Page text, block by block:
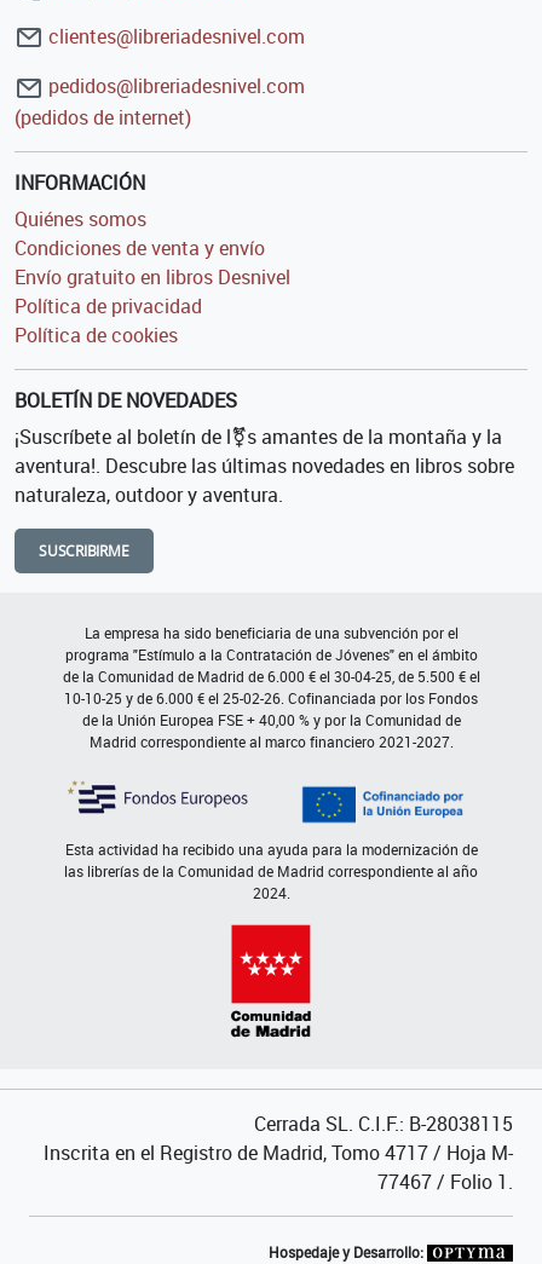
clientes@libreriadesnivel.com
pedidos@libreriadesnivel.com
(pedidos de internet)
INFORMACIÓN
Quiénes somos
Condiciones de venta y envío
Envío gratuito en libros Desnivel
Política de privacidad
Política de cookies
BOLETÍN DE NOVEDADES
¡Suscríbete al boletín de l⚧s amantes de la montaña y la
aventura!. Descubre las últimas novedades en libros sobre
naturaleza, outdoor y aventura.
SUSCRIBIRME
La empresa ha sido beneficiaria de una subvención por el
programa "Estímulo a la Contratación de Jóvenes" en el ámbito
de la Comunidad de Madrid de 6.000 € el 30-04-25, de 5.500 € el
10-10-25 y de 6.000 € el 25-02-26. Cofinanciada por los Fondos
de la Unión Europea FSE + 40,00 % y por la Comunidad de
Madrid correspondiente al marco financiero 2021-2027.
Esta actividad ha recibido una ayuda para la modernización de
las librerías de la Comunidad de Madrid correspondiente al año
2024.
Cerrada SL. C.I.F.: B-28038115
Inscrita en el Registro de Madrid, Tomo 4717 / Hoja M-
77467 / Folio 1.
Hospedaje y Desarrollo: